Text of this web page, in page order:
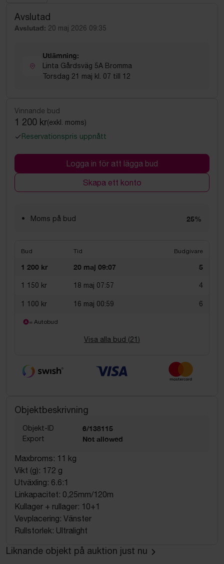
Avslutad
Avslutad: 20 maj 2026 09:35
Utlämning:
Linta Gårdsväg 5A Bromma
Torsdag 21 maj kl. 07 till 12
Vinnande bud
1 200 kr(exkl. moms)
Reservationspris uppnått
Logga in för att lägga bud
Skapa ett konto
Moms på bud 25%
Bud Tid Budgivare
1 200 kr 20 maj 09:07 5
1 150 kr 18 maj 07:57 4
1 100 kr 16 maj 00:59 6
= Autobud
Visa alla bud (21 )
Objektbeskrivning
Objekt-ID 6/138115
Export Not allowed
Maxbroms: 11 kg
Vikt (g): 172 g
Utväxling: 6.6:1
Linkapacitet: 0,25mm/120m
Kullager + rullager: 10+1
Vevplacering: Vänster
Rullstorlek: Ultralight
Liknande objekt på auktion just nu